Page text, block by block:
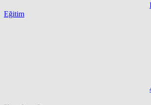
Eğitim